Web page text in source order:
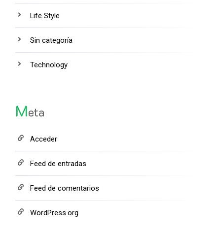
Life Style
Sin categoría
Technology
Meta
Acceder
Feed de entradas
Feed de comentarios
WordPress.org